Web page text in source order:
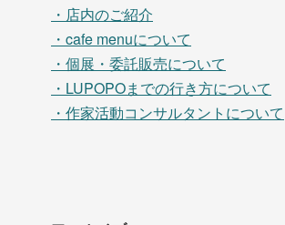
・店内のご紹介
・cafe menuについて
・個展・委託販売について
・LUPOPOまでの行き方について
・作家活動コンサルタントについて